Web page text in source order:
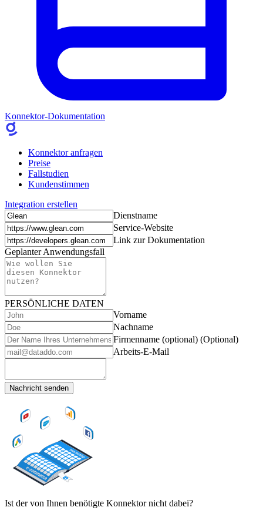
Konnektor-Dokumentation
Konnektor anfragen
Preise
Fallstudien
Kundenstimmen
Integration erstellen
Dienstname
Service-Website
Link zur Dokumentation
Geplanter Anwendungsfall
PERSÖNLICHE DATEN
Vorname
Nachname
Firmenname (optional) (Optional)
Arbeits-E-Mail
Nachricht senden
Ist der von Ihnen benötigte Konnektor nicht dabei?